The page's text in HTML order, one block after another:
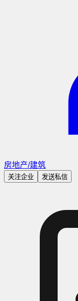
房地产/建筑
关注企业 发送私信